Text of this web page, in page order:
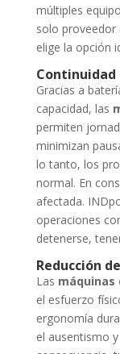
múltiples
solo proveedor
elige la opción
Gracias a
capacidad, las
permiten
minimizan
lo tanto, los
normal. En
afectada.
operaciones
detenerse,
Reducción
Las máquinas
el esfuerzo
ergonomía
el ausentismo